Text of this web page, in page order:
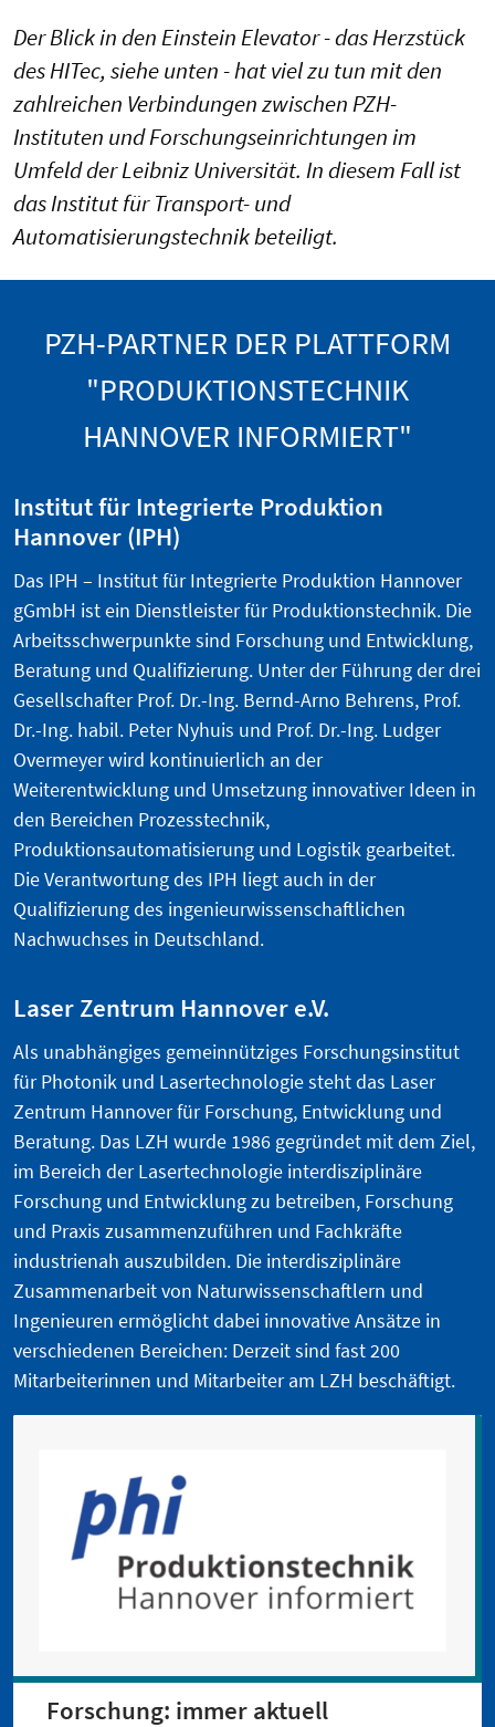
Der Blick in den Einstein Elevator - das Herzstück
des HITec, siehe unten - hat viel zu tun mit den
zahlreichen Verbindungen zwischen PZH-
Instituten und Forschungseinrichtungen im
Umfeld der Leibniz Universität. In diesem Fall ist
das Institut für Transport- und
Automatisierungstechnik beteiligt.
PZH-PARTNER DER PLATTFORM
"PRODUKTIONSTECHNIK
HANNOVER INFORMIERT"
Institut für Integrierte Produktion
Hannover (IPH)
Das IPH – Institut für Integrierte Produktion Hannover
gGmbH ist ein Dienstleister für Produktionstechnik. Die
Arbeitsschwerpunkte sind Forschung und Entwicklung,
Beratung und Qualifizierung. Unter der Führung der drei
Gesellschafter Prof. Dr.-Ing. Bernd-Arno Behrens, Prof.
Dr.-Ing. habil. Peter Nyhuis und Prof. Dr.-Ing. Ludger
Overmeyer wird kontinuierlich an der
Weiterentwicklung und Umsetzung innovativer Ideen in
den Bereichen Prozesstechnik,
Produktionsautomatisierung und Logistik gearbeitet.
Die Verantwortung des IPH liegt auch in der
Qualifizierung des ingenieurwissenschaftlichen
Nachwuchses in Deutschland.
Laser Zentrum Hannover e.V.
Als unabhängiges gemeinnütziges Forschungsinstitut
für Photonik und Lasertechnologie steht das Laser
Zentrum Hannover für Forschung, Entwicklung und
Beratung. Das LZH wurde 1986 gegründet mit dem Ziel,
im Bereich der Lasertechnologie interdisziplinäre
Forschung und Entwicklung zu betreiben, Forschung
und Praxis zusammenzuführen und Fachkräfte
industrienah auszubilden. Die interdisziplinäre
Zusammenarbeit von Naturwissenschaftlern und
Ingenieuren ermöglicht dabei innovative Ansätze in
verschiedenen Bereichen: Derzeit sind fast 200
Mitarbeiterinnen und Mitarbeiter am LZH beschäftigt.
Forschung: immer aktuell